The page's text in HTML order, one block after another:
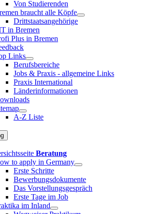
Von Studierenden
braucht alle Köpfe
Drittstaatsangehörige
in Bremen
Plus in Bremen
Links
Berufsbereiche
Jobs & Praxis - allgemeine Links
Praxis International
Länderinformationen
A-Z Liste
Beratung
to apply in Germany
Erste Schritte
Bewerbungsdokumente
Das Vorstellungsgespräch
Erste Tage im Job
im Inland